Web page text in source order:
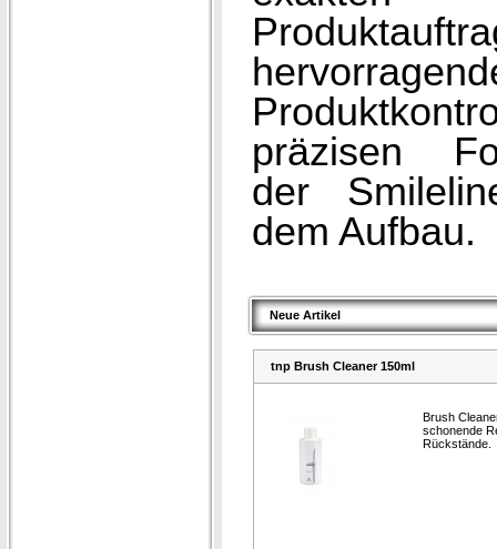
präzisen
der
dem Aufbau.
Neue Artikel
tnp Brush Cleaner 150ml
Brush
schonende
Rückstände.